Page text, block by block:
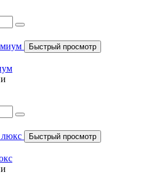
Быстрый просмотр
Быстрый просмотр